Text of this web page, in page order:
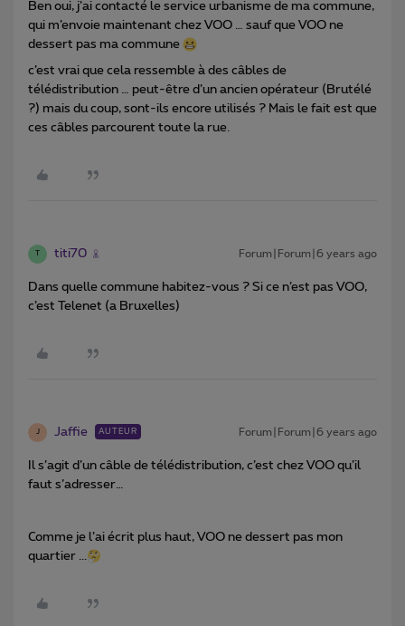
Ben oui, j’ai contacté le service urbanisme de ma commune,
qui m’envoie maintenant chez VOO … sauf que VOO ne
dessert pas ma commune
c’est vrai que cela ressemble à des câbles de
télédistribution … peut-être d’un ancien opérateur (Brutélé
?) mais du coup, sont-ils encore utilisés ? Mais le fait est que
ces câbles parcourent toute la rue.
titi70 Forum|Forum|6 years ago
Dans quelle commune habitez-vous ? Si ce n’est pas VOO,
c’est Telenet (a Bruxelles)
J Jaffie AUTEUR Forum|Forum|6 years ago
Il s’agit d’un câble de télédistribution, c’est chez VOO qu’il
faut s’adresser…
Comme je l’ai écrit plus haut, VOO ne dessert pas mon
quartier ...